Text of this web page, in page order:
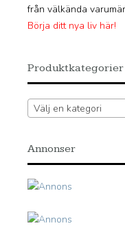
från välkända
Börja ditt nya liv här!
Produktkategorier
Välj en kategori
Annonser